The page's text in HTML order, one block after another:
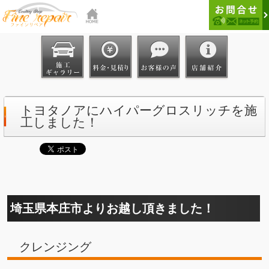
トヨタノアにハイパーグロスリッチを施
工しました！
埼玉県本庄市よりお越し頂きました！
クレンジング